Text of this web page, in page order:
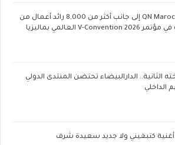
تشارك QN Maroc إلى جانب أكثر من 8,000 رائد أعمال من
الثانية.. الدارالبيضاء تحتضن المنتدى الدولي
الداخلي
أغنية كتبغيني ولا جديد سعيدة شرف